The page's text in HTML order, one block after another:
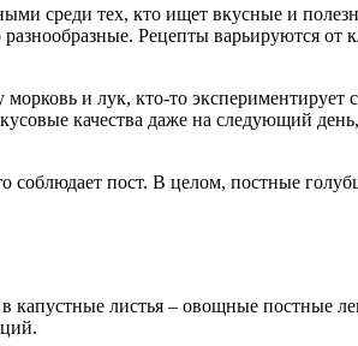
среди тех, кто ищет вкусные и
Рецепты варьируются от
морковь и лук, кто-то
качества даже на следующий
соблюдает пост. В целом, постные
капустные листья – овощные постные